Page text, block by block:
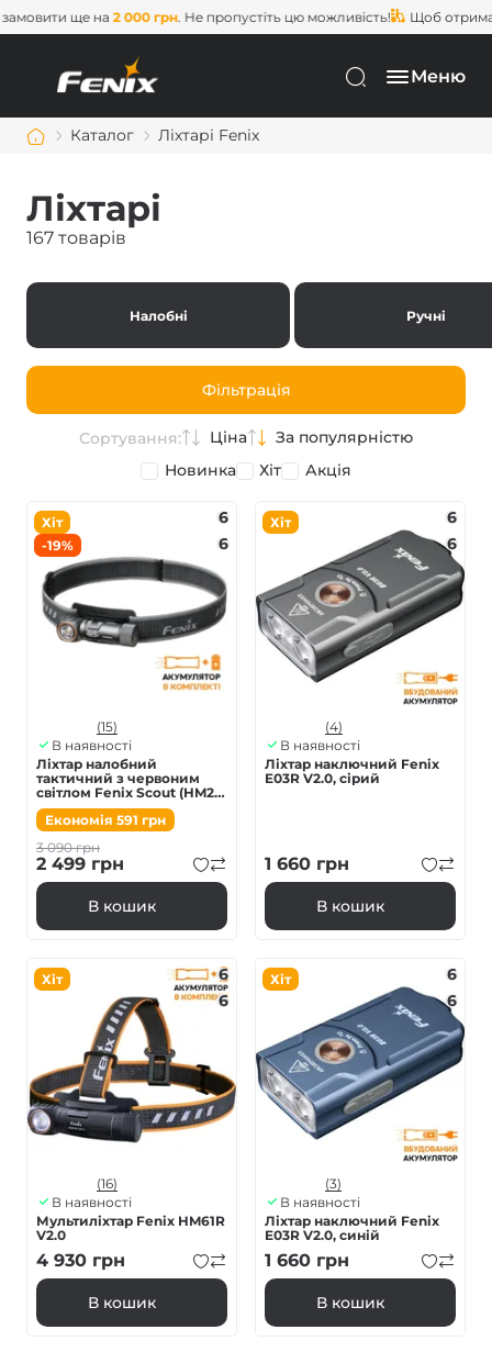
ще на2 000 грн. Не пропустіть цю можливість! Щоб отримати
Меню
Каталог Ліхтарі Fenix
Ліхтарі
167 товарів
Налобні Ручні
Фільтрація
Сортування: Ціна
За популярністю
Новинка
Хіт Акція
Хіт
-19%
6
6
(15)
В наявності
Ліхтар налобний
тактичний з червоним
світлом Fenix Scout (HM23
V2.0) | Лімітована серія
Економія 591 грн
3 090грн
2 499 грн
В кошик
Хіт
6
6
(4)
В наявності
Ліхтар наключний Fenix
E03R V2.0, сірий
1 660 грн
В кошик
Хіт
6
6
(16)
В наявності
Мультиліхтар Fenix HM61R
V2.0
4 930 грн
В кошик
Хіт
6
6
(3)
В наявності
Ліхтар наключний Fenix
E03R V2.0, синій
1 660 грн
В кошик